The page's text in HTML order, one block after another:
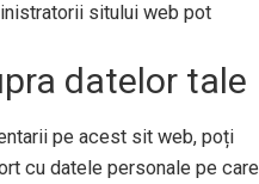
sitului web pot
datelor tale
pe acest sit web, poți
cu datele personale pe care